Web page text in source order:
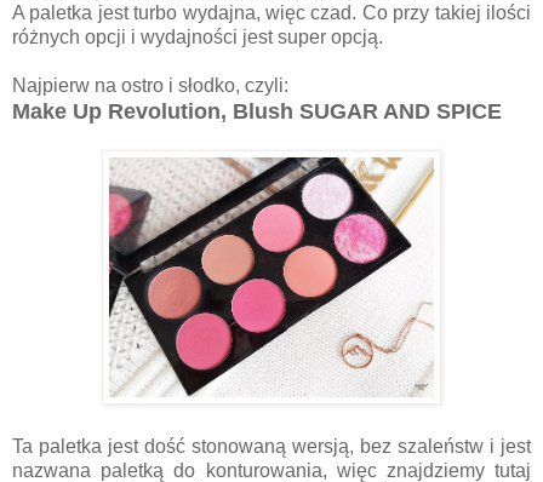
A paletka jest turbo wydajna, więc czad. Co przy takiej ilości
różnych opcji i wydajności jest super opcją.
Najpierw na ostro i słodko, czyli:
Make Up Revolution, Blush SUGAR AND SPICE
Ta paletka jest dość stonowaną wersją, bez szaleństw i jest
nazwana paletką do konturowania, więc znajdziemy tutaj